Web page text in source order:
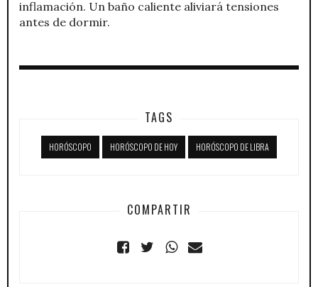
inflamación. Un baño caliente aliviará tensiones
antes de dormir.
TAGS
HORÓSCOPO HORÓSCOPO DE HOY HORÓSCOPO DE LIBRA
COMPARTIR